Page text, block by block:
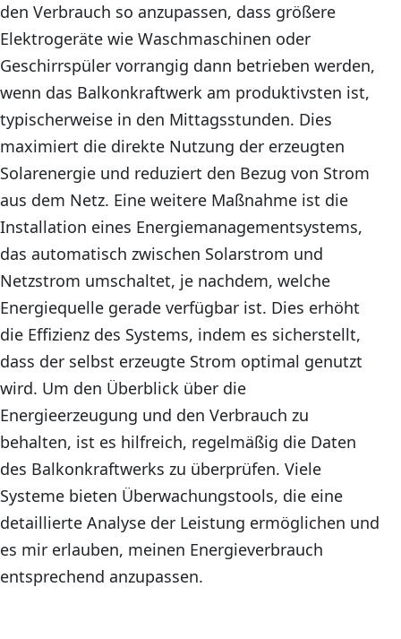
den Verbrauch so anzupassen, dass größere
Elektrogeräte wie Waschmaschinen oder
Geschirrspüler vorrangig dann betrieben werden,
wenn das Balkonkraftwerk am produktivsten ist,
typischerweise in den Mittagsstunden. Dies
maximiert die direkte Nutzung der erzeugten
Solarenergie und reduziert den Bezug von Strom
aus dem Netz. Eine weitere Maßnahme ist die
Installation eines Energiemanagementsystems,
das automatisch zwischen Solarstrom und
Netzstrom umschaltet, je nachdem, welche
Energiequelle gerade verfügbar ist. Dies erhöht
die Effizienz des Systems, indem es sicherstellt,
dass der selbst erzeugte Strom optimal genutzt
wird. Um den Überblick über die
Energieerzeugung und den Verbrauch zu
behalten, ist es hilfreich, regelmäßig die Daten
des Balkonkraftwerks zu überprüfen. Viele
Systeme bieten Überwachungstools, die eine
detaillierte Analyse der Leistung ermöglichen und
es mir erlauben, meinen Energieverbrauch
entsprechend anzupassen.